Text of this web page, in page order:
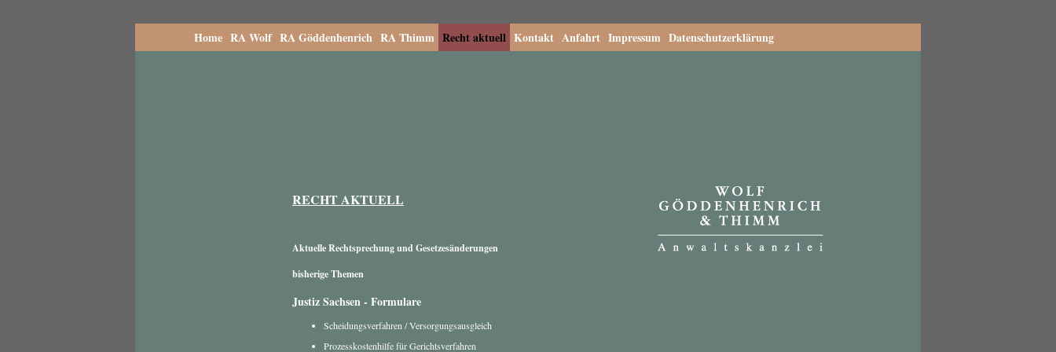
Home RA Wolf RA Göddenhenrich RA Thimm Recht aktuell Kontakt Anfahrt Impressum Datenschutzerklärung
RECHT AKTUELL
Aktuelle Rechtsprechung und Gesetzesänderungen
bisherige Themen
Justiz Sachsen - Formulare
Scheidungsverfahren / Versorgungsausgleich
Prozesskostenhilfe für Gerichtsverfahren